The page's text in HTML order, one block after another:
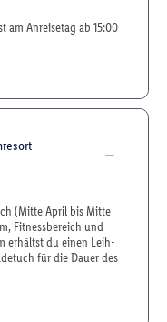
am Anreisetag ab 15:00
(Mitte April bis Mitte
Fitnessbereich und
erhältst du einen Leih-
für die Dauer des